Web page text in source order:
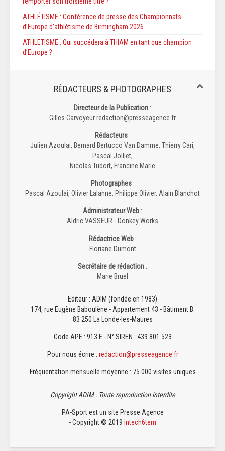
ATHLÉTISME : Conférence de presse des Championnats
d’Europe d’athlétisme de Birmingham 2026
ATHLETISME : Qui succédera à THIAM en tant que champion
d’Europe ?
RÉDACTEURS & PHOTOGRAPHES
Directeur de la Publication :
Gilles Carvoyeur redaction@presseagence.fr
Rédacteurs:
Julien Azoulai, Bernard Bertucco Van Damme, Thierry Cari,
Pascal Jolliet,
Nicolas Tudort, Francine Marie
Photographes:
Pascal Azoulai, Olivier Lalanne, Philippe Olivier, Alain Blanchot
Administrateur Web :
Aldric VASSEUR - Donkey Works
Rédactrice Web:
Floriane Dumont
Secrétaire de rédaction :
Marie Bruel
Editeur : ADIM (fondée en 1983)
174, rue Eugène Baboulène - Appartement 43 - Bâtiment B.
83 250 La Londe-les-Maures
Code APE : 913 E - N° SIREN : 439 801 523
Pour nous écrire : redaction@presseagence.fr
Fréquentation mensuelle moyenne : 75 000 visites uniques
Copyright ADIM : Toute reproduction interdite
PA-Sport est un site Presse Agence
- Copyright © 2019 intech6tem